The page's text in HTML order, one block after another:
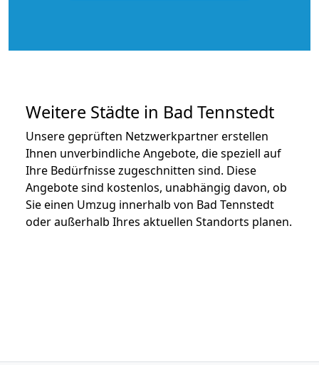
Weitere Städte in Bad Tennstedt
Unsere geprüften Netzwerkpartner erstellen
Ihnen unverbindliche Angebote, die speziell auf
Ihre Bedürfnisse zugeschnitten sind. Diese
Angebote sind kostenlos, unabhängig davon, ob
Sie einen Umzug innerhalb von Bad Tennstedt
oder außerhalb Ihres aktuellen Standorts planen.